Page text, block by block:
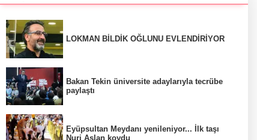
LOKMAN BİLDİK OĞLUNU EVLENDİRİYOR
Bakan Tekin üniversite adaylarıyla tecrübe
paylaştı
Eyüpsultan Meydanı yenileniyor... İlk taşı
Nuri Aslan koydu